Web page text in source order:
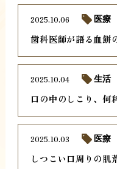
歯科医師が語る血餅
2025.10.06 医療
口の中のしこり、何
2025.10.04 生活
しつこい口周りの肌
2025.10.03 医療